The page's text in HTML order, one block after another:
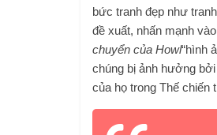
bức tranh đẹp như
đề xuất, nhấn mạnh
chuyển của Howl“hình
chúng bị ảnh hưởng
của họ trong Thế chiến